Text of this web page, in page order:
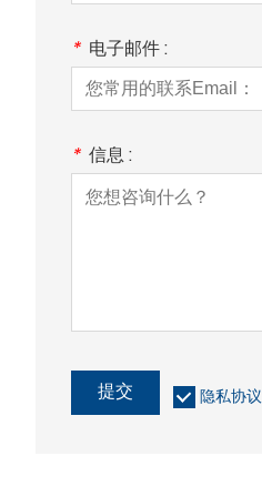
* 电子邮件 :
* 信息 :
提交 隐私协议